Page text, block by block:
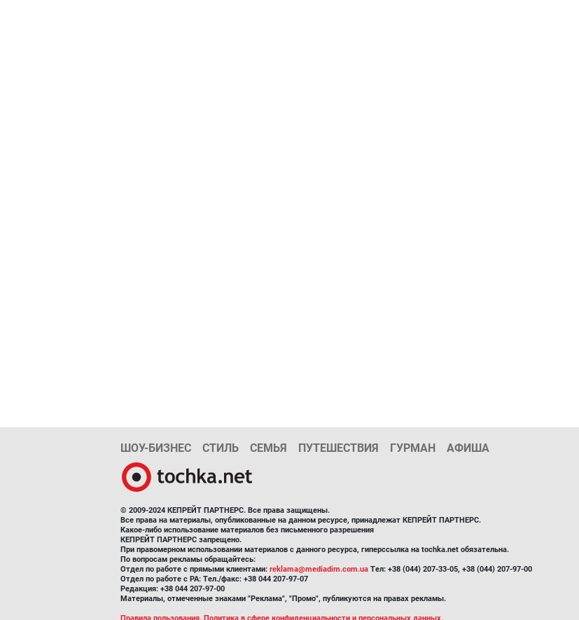
ШОУ-БИЗНЕС СТИЛЬ СЕМЬЯ ПУТЕШЕСТВИЯ ГУРМАН АФИША
© 2009-2024 КЕПРЕЙТ ПАРТНЕРС. Все права защищены.
Все права на материалы, опубликованные на данном ресурсе, принадлежат КЕПРЕЙТ ПАРТНЕРС.
Какое-либо использование материалов без письменного разрешения
КЕПРЕЙТ ПАРТНЕРС запрещено.
При правомерном использовании материалов с данного ресурса, гиперссылка на tochka.net обязательна.
По вопросам рекламы обращайтесь:
Отдел по работе с прямыми клиентами: reklama@mediadim.com.ua Тел: +38 (044) 207-33-05, +38 (044) 207-97-00
Отдел по работе с РА: Тел./факс: +38 044 207-97-07
Редакция: +38 044 207-97-00
Материалы, отмеченные знаками "Реклама", "Промо", публикуются на правах рекламы.